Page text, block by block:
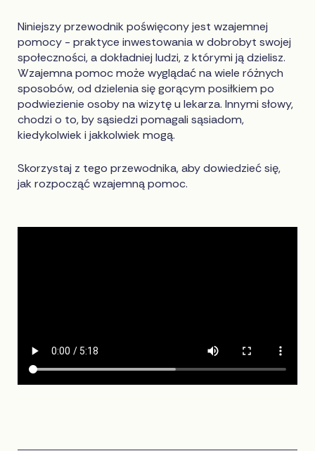
Niniejszy przewodnik poświęcony jest wzajemnej
pomocy - praktyce inwestowania w dobrobyt swojej
społeczności, a dokładniej ludzi, z którymi ją dzielisz.
Wzajemna pomoc może wyglądać na wiele różnych
sposobów, od dzielenia się gorącym posiłkiem po
podwiezienie osoby na wizytę u lekarza. Innymi słowy,
chodzi o to, by sąsiedzi pomagali sąsiadom,
kiedykolwiek i jakkolwiek mogą.
Skorzystaj z tego przewodnika, aby dowiedzieć się,
jak rozpocząć wzajemną pomoc.